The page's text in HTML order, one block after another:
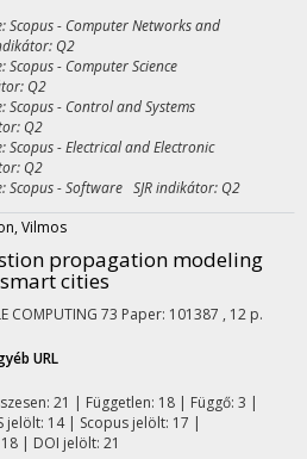
- Computer Networks and
Q2
- Computer Science
Q2
- Control and Systems
Q2
- Electrical and Electronic
Q2
- Software SJR indikátor: Q2
Vilmos
propagation modeling
cities
COMPUTING 73 Paper: 101387 , 12 p.
URL
21 | Független: 18 | Függő: 3 |
jelölt: 14 | Scopus jelölt: 17 |
| DOI jelölt: 21